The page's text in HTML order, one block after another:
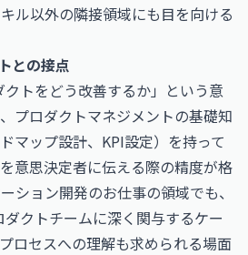
ル以外の隣接領域にも目を向ける
との接点
トをどう改善するか」という意
プロダクトマネジメントの基礎知
マップ設計、KPI設定）を持って
意思決定者に伝える際の精度が格
ション開発のお仕事の領域でも、
クトチームに深く関与するケー
ロセスへの理解も求められる場面